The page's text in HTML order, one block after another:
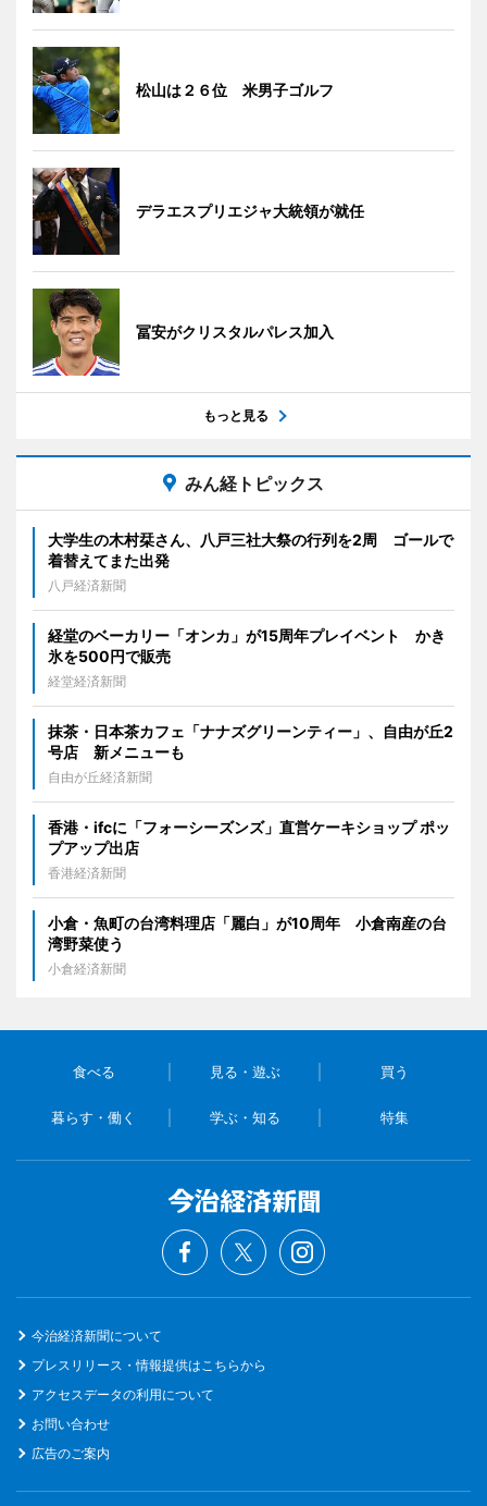
松山は２６位 米男子ゴルフ
デラエスプリエジャ大統領が就任
冨安がクリスタルパレス加入
もっと見る
みん経トピックス
大学生の木村栞さん、八戸三社大祭の行列を2周 ゴールで
着替えてまた出発
八戸経済新聞
経堂のベーカリー「オンカ」が15周年プレイベント かき
氷を500円で販売
経堂経済新聞
抹茶・日本茶カフェ「ナナズグリーンティー」、自由が丘2
号店 新メニューも
自由が丘経済新聞
香港・ifcに「フォーシーズンズ」直営ケーキショップ ポッ
プアップ出店
香港経済新聞
小倉・魚町の台湾料理店「麗白」が10周年 小倉南産の台
湾野菜使う
小倉経済新聞
食べる 見る・遊ぶ 買う
暮らす・働く 学ぶ・知る 特集
今治経済新聞について
プレスリリース・情報提供はこちらから
アクセスデータの利用について
お問い合わせ
広告のご案内